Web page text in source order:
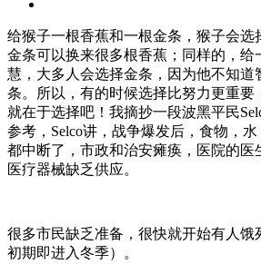
给猴子一根香蕉和一根金条，猴子会选
金条可以换来很多根香蕉；同样的，给
慧，大多人会选择金条，因为他不知道
条。所以，有的时候选择比努力更重要
就在于选择吧！我摘抄一段波黑平民
参考，Selco讲，战争爆发后，食物，
都中断了，市政和治安瘫痪，医院的医
医疗器械缺乏供应。
很多市民缺乏准备，很快就开始有人饿
初期即进入冬季）。